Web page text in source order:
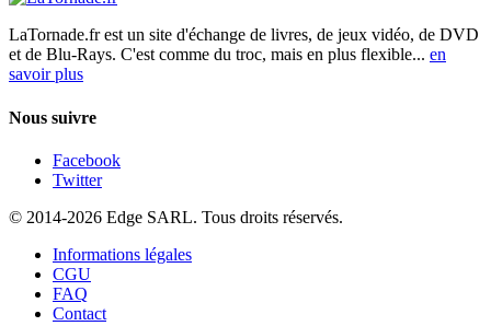
LaTornade.frest un site d'échange de livres, de jeux vidéo, de DVD
et de Blu-Rays. C'est comme du troc, mais en plus flexible... en
savoir plus
Nous suivre
Facebook
Twitter
© 2014-2026 Edge SARL. Tous droits réservés.
Informations légales
CGU
FAQ
Contact